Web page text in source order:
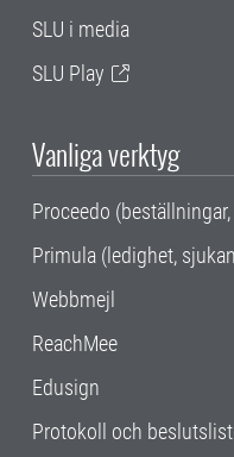
SLU i media
SLU Play
Vanliga verktyg
Proceedo
Primula (ledighet,
Webbmejl
ReachMee
Edusign
Protokoll och